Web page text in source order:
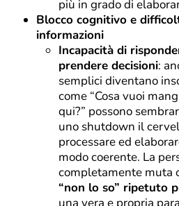
più in grado di
Blocco cognitivo e
informazioni
Incapacità di
prendere decisioni:
semplici diventano
come “Cosa vuoi
qui?” possono
uno shutdown il
processare ed
modo coerente. La
completamente muta
“non lo so” ripetuto